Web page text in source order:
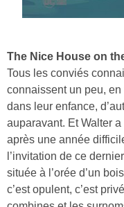
The Nice House on
Tous les conviés
connaissent un peu, en
dans leur enfance,
auparavant. Et Walter
après une année
l’invitation de ce
située à l’orée d’un
c’est opulent, c’est